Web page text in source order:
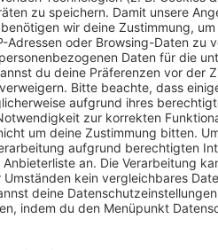
«La Primavera» am
die Frau und die
Kehl als
das Schleusentor gefahren.
bevor der Unfall
Deutschland als